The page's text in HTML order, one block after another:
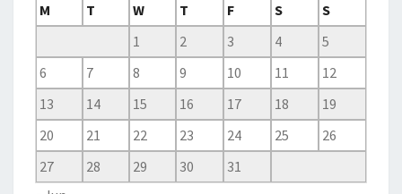
M
T W T F S
S
1
2 3 4
5
6
7 8 9 10 11
12
13
14 15 16 17 18
19
20
21 22 23 24 25
26
27
28 29 30
31